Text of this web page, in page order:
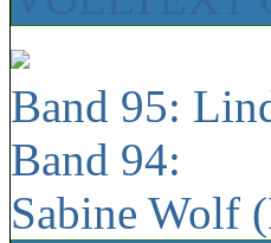
Band 95:
Band 94:
Sabine Wolf